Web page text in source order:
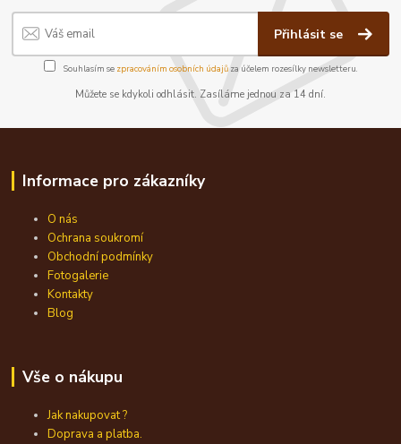
Přihlásit se
Souhlasím se zpracováním osobních údajůza účelem rozesílky newsletteru.
Můžete se kdykoli odhlásit. Zasíláme jednou za 14 dní.
Informace pro zákazníky
O nás
Ochrana soukromí
Obchodní podmínky
Fotogalerie
Kontakty
Blog
Vše o nákupu
Jak nakupovat ?
Doprava a platba.